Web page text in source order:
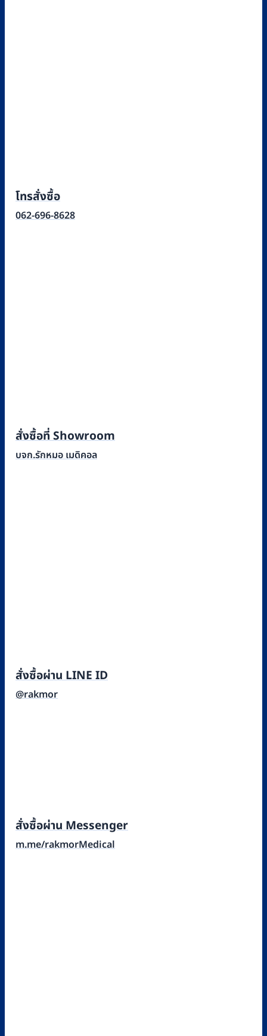
โทรสั่งซื้อ
062-696-8628
สั่งซื้อที่ Showroom
บจก.รักหมอ เมดิคอล
สั่งซื้อผ่าน LINE ID
@rakmor
สั่งซื้อผ่าน Messenger
m.me/rakmorMedical